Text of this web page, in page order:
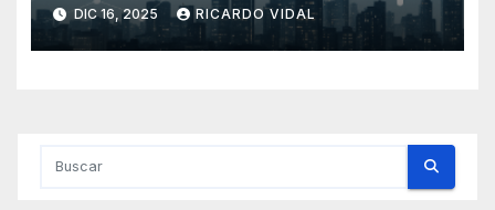
DIC 16, 2025 RICARDO VIDAL